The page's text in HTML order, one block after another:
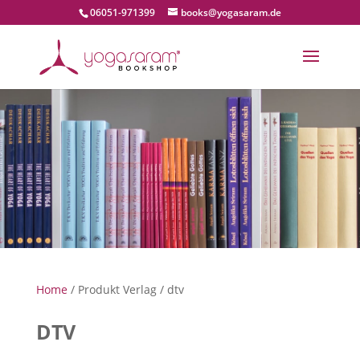
06051-971399 books@yogasaram.de
Home/ Produkt Verlag / dtv
DTV